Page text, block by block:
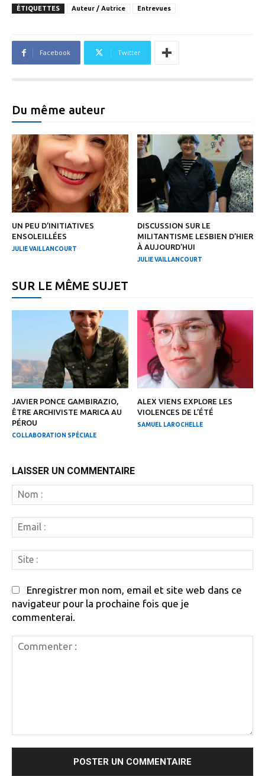
ÉTIQUETTES Auteur / Autrice Entrevues
Facebook Twitter
Du même auteur
UN PEU D’INITIATIVES
ENSOLEILLÉES
JULIE VAILLANCOURT
DISCUSSION SUR LE
MILITANTISME LESBIEN D’HIER
À AUJOURD’HUI
JULIE VAILLANCOURT
SUR LE MÊME SUJET
JAVIER PONCE GAMBIRAZIO,
ÊTRE ARCHIVISTE MARICA AU
PÉROU
COLLABORATION SPÉCIALE
ALEX VIENS EXPLORE LES
VIOLENCES DE L’ÉTÉ
SAMUEL LAROCHELLE
LAISSER UN COMMENTAIRE
:
:
:
Enregistrer mon nom, email et site web dans ce
navigateur pour la prochaine fois que je
commenterai.